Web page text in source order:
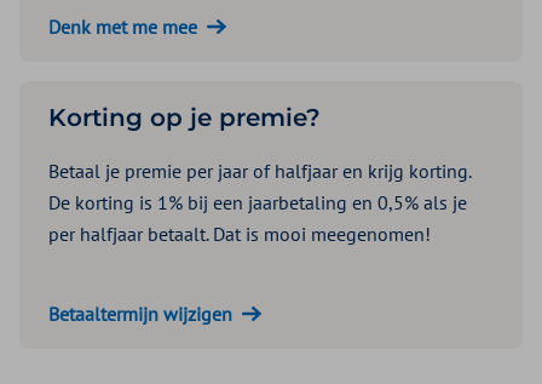
Denk met me mee
Korting op je premie?
Betaal je premie per jaar of halfjaar en krijg korting.
De korting is 1% bij een jaarbetaling en 0,5% als je
per halfjaar betaalt. Dat is mooi meegenomen!
Betaaltermijn wijzigen